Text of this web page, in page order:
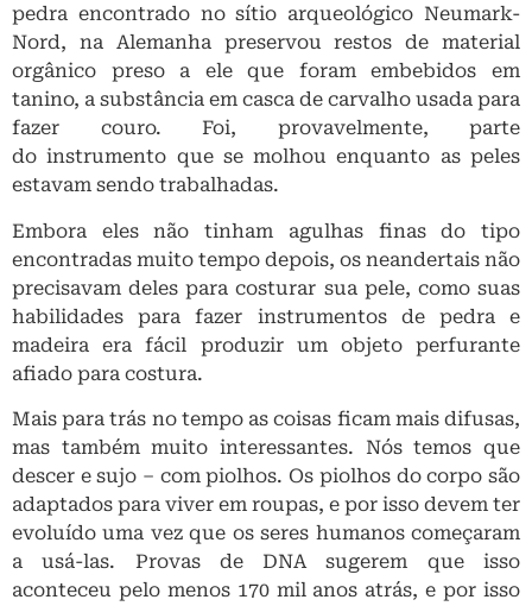
pedra encontrado no sítio arqueológico Neumark-
Nord, na Alemanha preservou restos de material
orgânico preso a ele que foram embebidos em
tanino, a substância em casca de carvalho usada para
fazer couro. Foi, provavelmente, parte
do instrumento que se molhou enquanto as peles
estavam sendo trabalhadas.
Embora eles não tinham agulhas finas do tipo
encontradas muito tempo depois, os neandertais não
precisavam deles para costurar sua pele, como suas
habilidades para fazer instrumentos de pedra e
madeira era fácil produzir um objeto perfurante
afiado para costura.
Mais para trás no tempo as coisas ficam mais difusas,
mas também muito interessantes. Nós temos que
descer e sujo – com piolhos. Os piolhos do corpo são
adaptados para viver em roupas, e por isso devem ter
evoluído uma vez que os seres humanos começaram
a usá-las. Provas de DNA sugerem que isso
aconteceu pelo menos 170 mil anos atrás, e por isso